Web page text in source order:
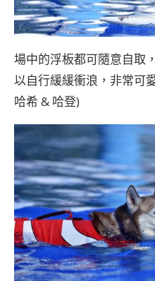
場中的浮板都可隨意自取
以自行緩緩衝浪，非常可
哈希 & 哈登)